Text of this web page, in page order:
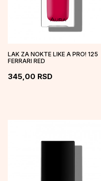
LAK ZA NOKTE LIKE A PRO! 125
FERRARI RED
345,00 RSD